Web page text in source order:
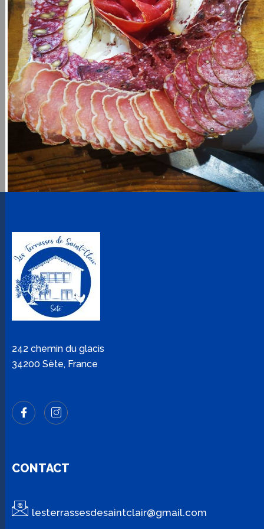
242 chemin du glacis
34200 Sète, France
CONTACT
lesterrassesdesaintclair@gmail.com